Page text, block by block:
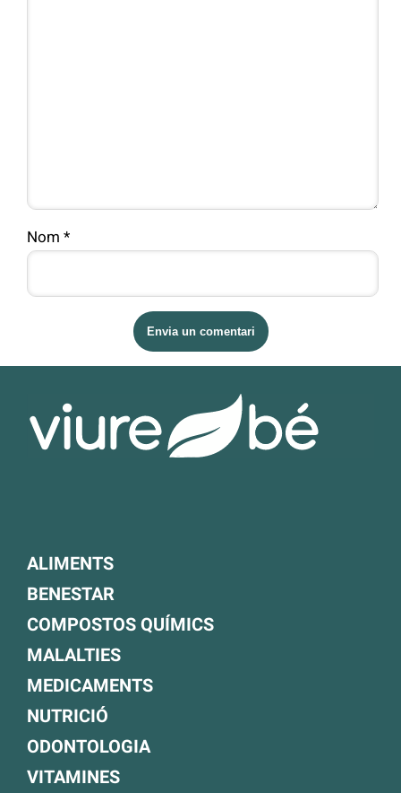
Nom *
ALIMENTS
BENESTAR
COMPOSTOS QUÍMICS
MALALTIES
MEDICAMENTS
NUTRICIÓ
ODONTOLOGIA
VITAMINES